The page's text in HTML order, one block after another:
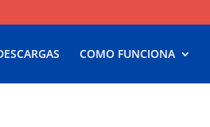
COMO FUNCIONA